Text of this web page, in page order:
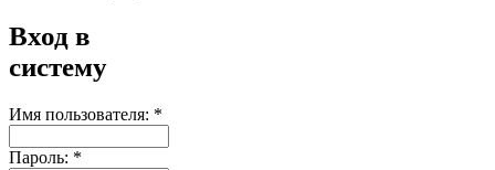
Вход в
систему
Имя пользователя: *
Пароль: *